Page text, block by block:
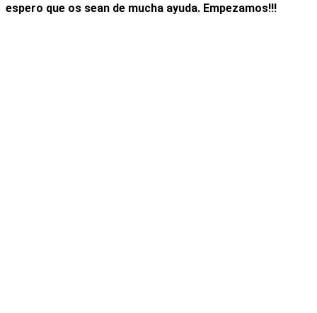
espero que os sean de mucha ayuda. Empezamos!!!